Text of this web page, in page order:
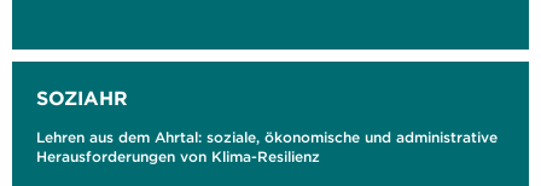
SOZIAHR
Lehren aus dem Ahrtal: soziale, ökonomische und administrative
Herausforderungen von Klima-Resilienz